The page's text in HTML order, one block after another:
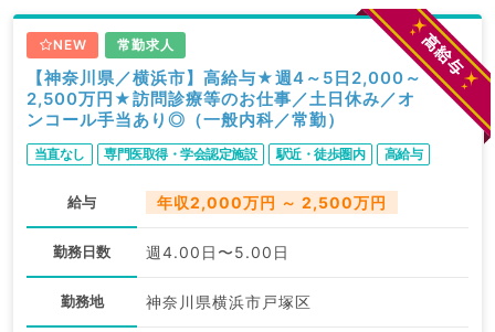
求人内容の詳細等はお気軽にお問合せ下さい。
NEW 常勤求人
【神奈川県／横浜市】高給与★週4～5日2,000～
2,500万円★訪問診療等のお仕事／土日休み／オ
ンコール手当あり◎（一般内科／常勤）
当直なし 専門医取得・学会認定施設 駅近・徒歩圏内 高給与
給与 年収2,000万円 ～ 2,500万円
勤務日数 週4.00日〜5.00日
勤務地 神奈川県横浜市戸塚区